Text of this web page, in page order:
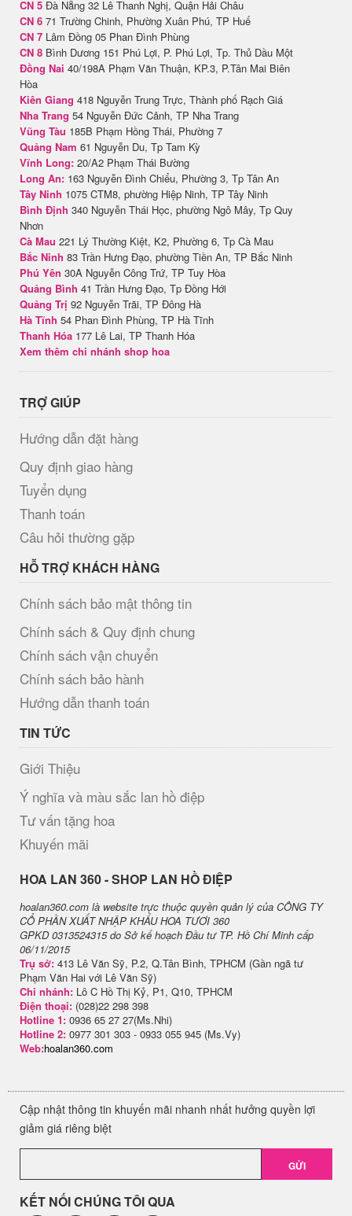
CN 5 Đà Nẵng 32 Lê Thanh Nghị, Quận Hải Châu
CN 6 71 Trường Chinh, Phường Xuân Phú, TP Huế
CN 7 Lâm Đồng 05 Phan Đình Phùng
CN 8 Bình Dương 151 Phú Lợi, P. Phú Lợi, Tp. Thủ Dầu Một
Đồng Nai 40/198A Phạm Văn Thuận, KP.3, P.Tân Mai Biên
Hòa
Kiên Giang 418 Nguyễn Trung Trực, Thành phố Rạch Giá
Nha Trang 54 Nguyễn Đức Cảnh, TP Nha Trang
Vũng Tàu 185B Phạm Hồng Thái, Phường 7
Quảng Nam 61 Nguyễn Du, Tp Tam Kỳ
Vĩnh Long: 20/A2 Phạm Thái Bường
Long An: 163 Nguyễn Đình Chiểu, Phường 3, Tp Tân An
Tây Ninh 1075 CTM8, phường Hiệp Ninh, TP Tây Ninh
Bình Định 340 Nguyễn Thái Học, phường Ngô Mây, Tp Quy
Nhơn
Cà Mau 221 Lý Thường Kiệt, K2, Phường 6, Tp Cà Mau
Bắc Ninh 83 Trần Hưng Đạo, phường Tiền An, TP Bắc Ninh
Phú Yên 30A Nguyễn Công Trứ, TP Tuy Hòa
Quảng Bình 41 Trần Hưng Đạo, Tp Đồng Hới
Quảng Trị 92 Nguyễn Trãi, TP Đông Hà
Hà Tĩnh 54 Phan Đình Phùng, TP Hà Tĩnh
Thanh Hóa 177 Lê Lai, TP Thanh Hóa
Xem thêm chi nhánh shop hoa
TRỢ GIÚP
Hướng dẫn đặt hàng
Quy định giao hàng
Tuyển dụng
Thanh toán
Câu hỏi thường gặp
HỖ TRỢ KHÁCH HÀNG
Chính sách bảo mật thông tin
Chính sách & Quy định chung
Chính sách vận chuyển
Chính sách bảo hành
Hướng dẫn thanh toán
TIN TỨC
Giới Thiệu
Ý nghĩa và màu sắc lan hồ điệp
Tư vấn tặng hoa
Khuyến mãi
H​OA LAN 360 - SHOP LAN HỒ ĐIỆP
hoalan360.com là website trực thuộc quyền quản lý của CÔNG TY
CỔ PHẦN XUẤT NHẬP KHẨU HOA TƯƠI 360
GPKD 0313524315 do Sở kế hoạch Đầu tư TP. Hồ Chí Minh cấp
06/11/2015
Trụ sở: 413 Lê Văn Sỹ, P.2, Q.Tân Bình, TPHCM (Gần ngã tư
Phạm Văn Hai với Lê Văn Sỹ)
Chi nhánh: Lô C Hồ Thị Kỷ, P1, Q10, TPHCM
Điện thoại: (028)22 298 398
Hotline 1: 0936 65 27 27(Ms.Nhi)
Hotline 2: 0977 301 303 - 0933 055 945 (Ms.Vy)
Web:hoalan360.com
Cập nhật thông tin khuyến mãi nhanh nhất hưởng quyền lợi
giảm giá riêng biệt
GỬI
KẾT NỐI CHÚNG TÔI QUA